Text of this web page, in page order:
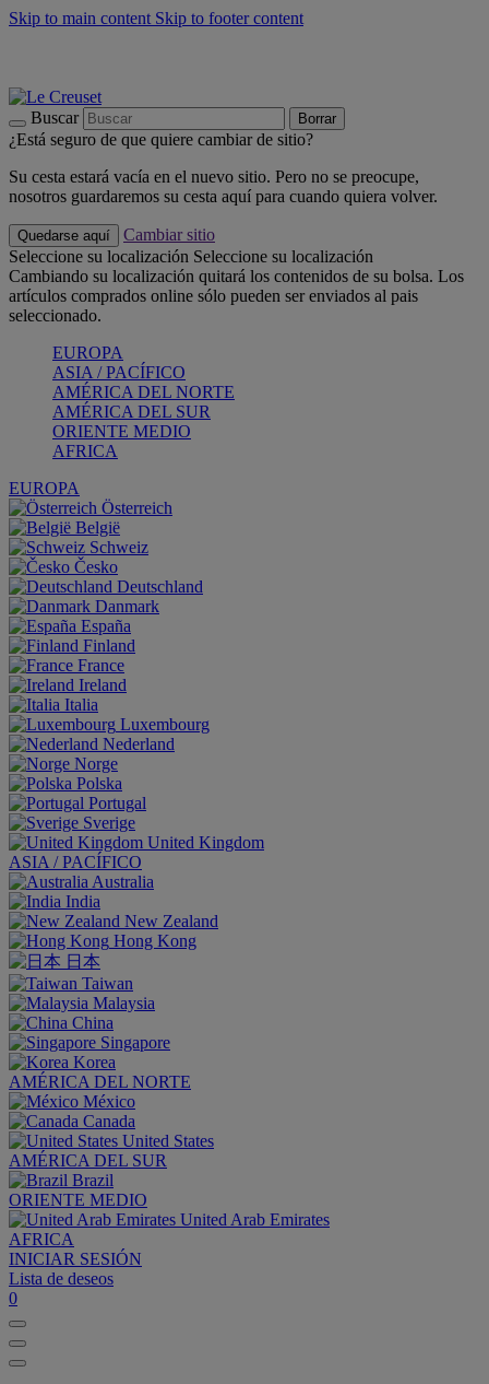
Skip to main content Skip to footer content
Buscar Borrar
¿Está seguro de que quiere cambiar de sitio?
Su cesta estará vacía en el nuevo sitio. Pero no se preocupe,
nosotros guardaremos su cesta aquí para cuando quiera volver.
Quedarse aquí
Cambiar sitio
Seleccione su localización Seleccione su localización
Cambiando su localización quitará los contenidos de su bolsa. Los
artículos comprados online sólo pueden ser enviados al pais
seleccionado.
EUROPA
ASIA / PACÍFICO
AMÉRICA DEL NORTE
AMÉRICA DEL SUR
ORIENTE MEDIO
AFRICA
EUROPA
Österreich
België
Schweiz
Česko
Deutschland
Danmark
España
Finland
France
Ireland
Italia
Luxembourg
Nederland
Norge
Polska
Portugal
Sverige
United Kingdom
ASIA / PACÍFICO
Australia
India
New Zealand
Hong Kong
日本
Taiwan
Malaysia
China
Singapore
Korea
AMÉRICA DEL NORTE
México
Canada
United States
AMÉRICA DEL SUR
Brazil
ORIENTE MEDIO
United Arab Emirates
AFRICA
INICIAR SESIÓN
Lista de deseos
0